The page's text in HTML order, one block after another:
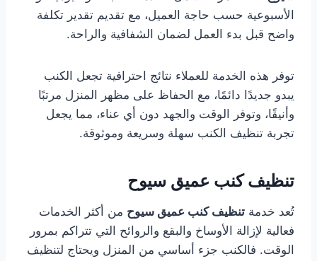
الأسبوعية حسب حاجة العميل، مع تقديم تقدير تكلفة
واضح قبل بدء العمل لضمان الشفافية والراحة.
توفر هذه الخدمة للعملاء نتائج احترافية تجعل الكنب
يبدو جديدًا دائمًا، مع الحفاظ على مظهر المنزل مرتبًا
وأنيقًا، وتوفر الوقت والجهد دون أي عناء، مما يجعل
تجربة تنظيف الكنب سهلة وسريعة وموثوقة.
تنظيف كنب عميق سيوح
تُعد خدمة تنظيف كنب عميق سيوح من أكثر الخدمات
فعالية لإزالة الأوساخ والبقع والروائح التي تتراكم بمرور
الوقت. فالكنب جزء أساسي من المنزل ويحتاج لتنظيف